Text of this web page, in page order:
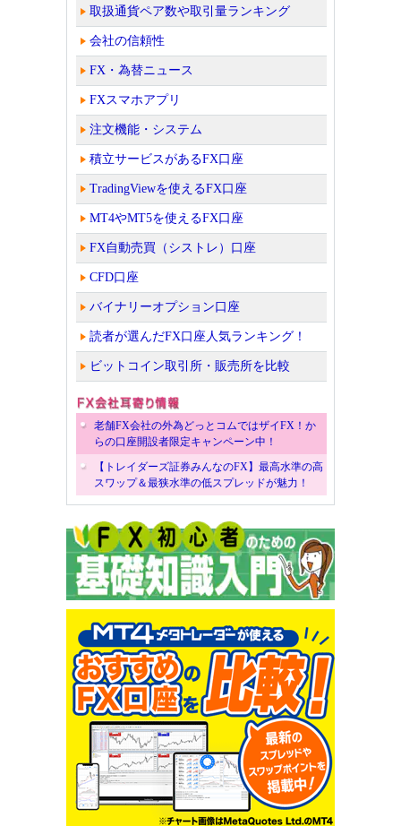
取扱通貨ペア数や取引量ランキング
会社の信頼性
FX・為替ニュース
FXスマホアプリ
注文機能・システム
積立サービスがあるFX口座
TradingViewを使えるFX口座
MT4やMT5を使えるFX口座
FX自動売買（シストレ）口座
CFD口座
バイナリーオプション口座
読者が選んだFX口座人気ランキング！
ビットコイン取引所・販売所を比較
老舗FX会社の外為どっとコムではザイFX！か
らの口座開設者限定キャンペーン中！
【トレイダーズ証券みんなのFX】最高水準の高
スワップ＆最狭水準の低スプレッドが魅力！